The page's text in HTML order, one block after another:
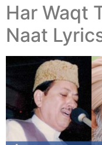
Har Waqt
Naat